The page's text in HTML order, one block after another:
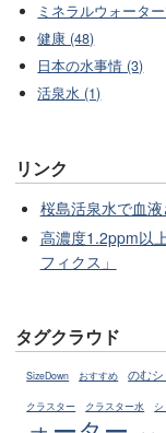
ミネラルウォータ
健康 (48)
日本の水事情 (3)
活泉水 (1)
リンク
桜島活泉水で血
高濃度1.2ppm以
フィクス」
タグクラウド
SizeDown おすすめ のむ
クラスター クラスター水